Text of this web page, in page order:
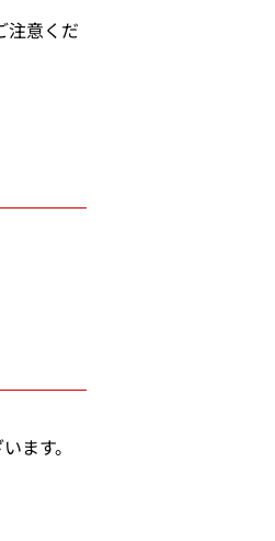
注意くだ
ます。